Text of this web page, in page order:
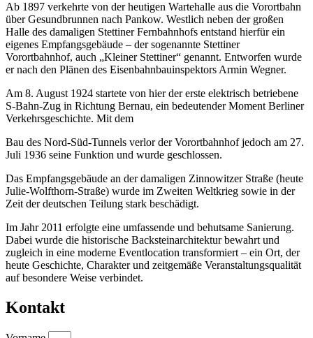
Ab 1897 verkehrte von der heutigen Wartehalle aus die Vorortbahn
über Gesundbrunnen nach Pankow. Westlich neben der großen
Halle des damaligen Stettiner Fernbahnhofs entstand hierfür ein
eigenes Empfangsgebäude – der sogenannte Stettiner
Vorortbahnhof, auch „Kleiner Stettiner“ genannt. Entworfen wurde
er nach den Plänen des Eisenbahnbauinspektors Armin Wegner.
Am 8. August 1924 startete von hier der erste elektrisch betriebene
S-Bahn-Zug in Richtung Bernau, ein bedeutender Moment Berliner
Verkehrsgeschichte. Mit dem
Bau des Nord-Süd-Tunnels verlor der Vorortbahnhof jedoch am 27.
Juli 1936 seine Funktion und wurde geschlossen.
Das Empfangsgebäude an der damaligen Zinnowitzer Straße (heute
Julie-Wolfthorn-Straße) wurde im Zweiten Weltkrieg sowie in der
Zeit der deutschen Teilung stark beschädigt.
Im Jahr 2011 erfolgte eine umfassende und behutsame Sanierung.
Dabei wurde die historische Backsteinarchitektur bewahrt und
zugleich in eine moderne Eventlocation transformiert – ein Ort, der
heute Geschichte, Charakter und zeitgemäße Veranstaltungsqualität
auf besondere Weise verbindet.
Kontakt